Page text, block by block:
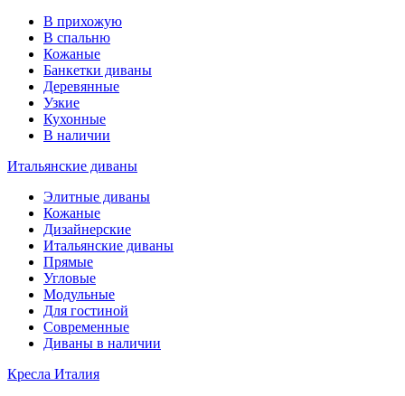
В прихожую
В спальню
Кожаные
Банкетки диваны
Деревянные
Узкие
Кухонные
В наличии
Итальянские диваны
Элитные диваны
Кожаные
Дизайнерские
Итальянские диваны
Прямые
Угловые
Модульные
Для гостиной
Современные
Диваны в наличии
Кресла Италия